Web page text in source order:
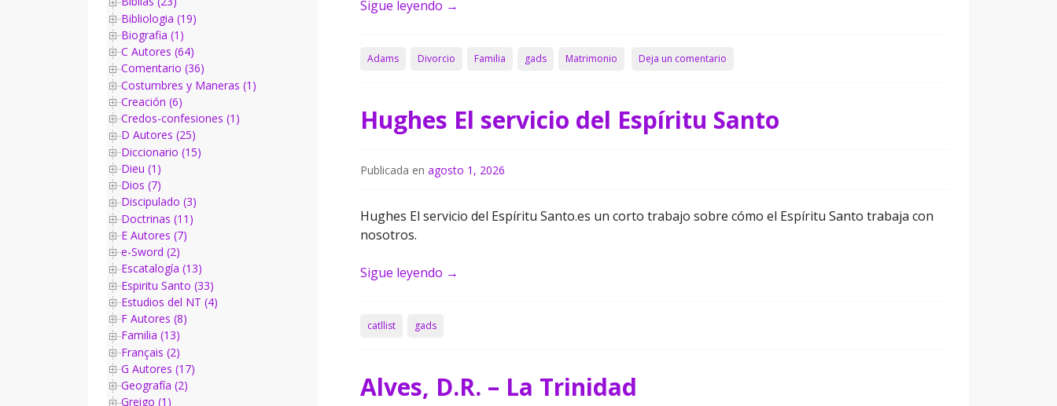
Sigue leyendo →
Adams Divorcio Familia gads Matrimonio Deja un comentario
Hughes El servicio del Espíritu Santo
Publicada en agosto 1, 2026
Hughes El servicio del Espíritu Santo.es un corto trabajo sobre cómo el Espíritu Santo trabaja con
nosotros.
Sigue leyendo →
catllist gads
Alves, D.R. – La Trinidad
Bibliologia (19)
Biografia (1)
C Autores (64)
Comentario (36)
Costumbres y Maneras (1)
Creación (6)
Credos-confesiones (1)
D Autores (25)
Diccionario (15)
Dieu (1)
Dios (7)
Discipulado (3)
Doctrinas (11)
E Autores (7)
e-Sword (2)
Escatalogía (13)
Espiritu Santo (33)
Estudios del NT (4)
F Autores (8)
Familia (13)
Français (2)
G Autores (17)
Geografía (2)
Greigo (1)